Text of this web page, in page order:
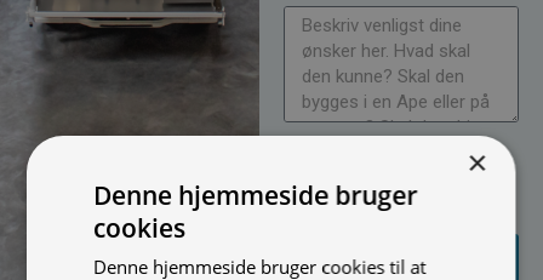
Jeg vil gerne modtage
vi spammer ikke)
FORESPØRGSEL
×
Denne hjemmeside bruger
cookies
Denne hjemmeside bruger cookies til at